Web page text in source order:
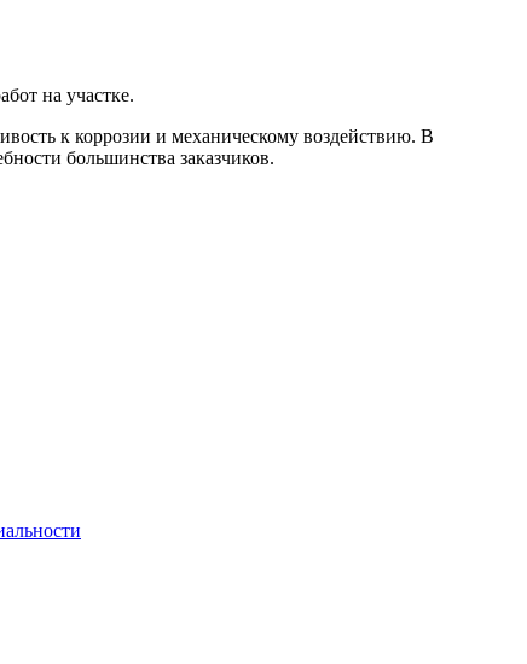
на участке.
к коррозии и механическому воздействию. В
большинства заказчиков.